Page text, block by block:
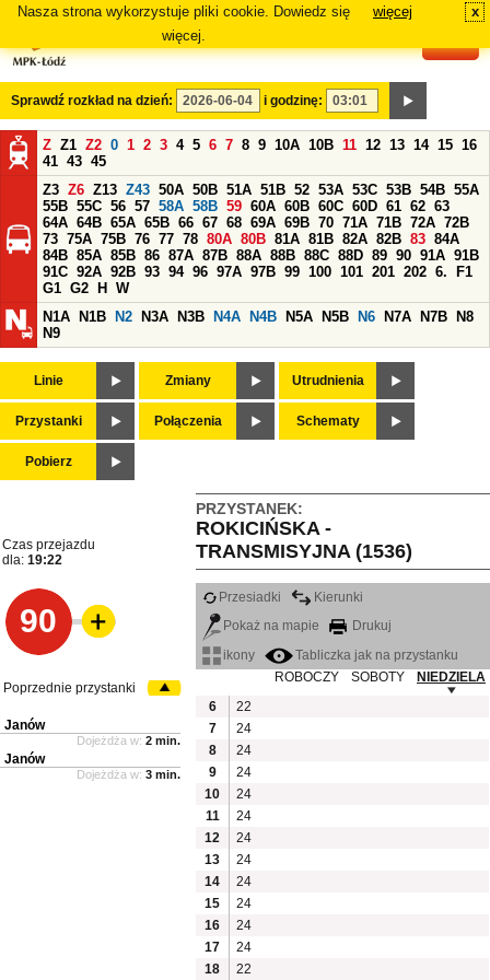
Nasza strona wykorzystuje pliki cookie. Dowiedz się
więcej.
więcej x
Sprawdź rozkład na dzień: i godzinę:
Z Z1 Z2 0 1 2 3 4 5 6 7 8 9 10A 10B 11 12 13 14 15 16
41 43 45
Z3 Z6 Z13 Z43 50A 50B 51A 51B 52 53A 53C 53B 54B 55A
55B 55C 56 57 58A 58B 59 60A 60B 60C 60D 61 62 63
64A 64B 65A 65B 66 67 68 69A 69B 70 71A 71B 72A 72B
73 75A 75B 76 77 78 80A 80B 81A 81B 82A 82B 83 84A
84B 85A 85B 86 87A 87B 88A 88B 88C 88D 89 90 91A 91B
91C 92A 92B 93 94 96 97A 97B 99 100 101 201 202 6.
F1
G1 G2 H
W
N1A
N1B N2 N3A N3B N4A N4B N5A N5B N6 N7A N7B
N8
N9
Linie Zmiany Utrudnienia
Przystanki Połączenia Schematy
Pobierz
PRZYSTANEK:
ROKICIŃSKA -
TRANSMISYJNA (1536)
Czas przejazdu
dla: 19:22
90
Przesiadki
Kierunki
Pokaż na mapie
Drukuj
ikony
Tabliczka jak na przystanku
ROBOCZY
SOBOTY
NIEDZIELA
6
22
7
24
8
24
9
24
10
24
11
24
12
24
13
24
14
24
15
24
16
24
17
24
18
22
Poprzednie przystanki
Janów
Dojeżdża w: 2 min.
Janów
Dojeżdża w: 3 min.